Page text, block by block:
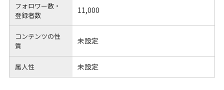
フォロワー数・
登録者数
11,000
コンテンツの性
質
未設定
属人性 未設定